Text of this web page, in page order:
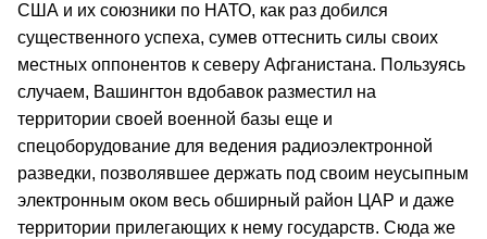
США и их союзники по НАТО, как раз добился
существенного успеха, сумев оттеснить силы своих
местных оппонентов к северу Афганистана. Пользуясь
случаем, Вашингтон вдобавок разместил на
территории своей военной базы еще и
спецоборудование для ведения радиоэлектронной
разведки, позволявшее держать под своим неусыпным
электронным оком весь обширный район ЦАР и даже
территории прилегающих к нему государств. Сюда же